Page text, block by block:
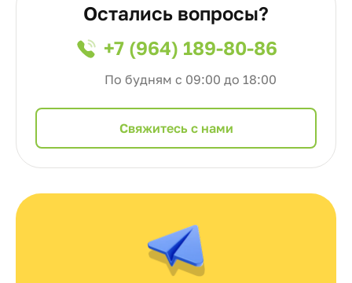
Остались вопросы?
+7 (964) 189-80-86
По будням с 09:00 до 18:00
Cвяжитесь с нами